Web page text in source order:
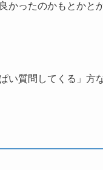
かったのかもとかとか
い質問してくる」方